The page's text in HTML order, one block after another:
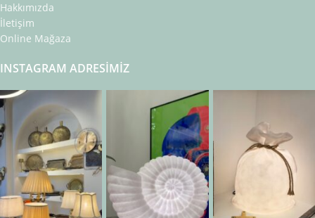
Hakkımızda
İletişim
Online Mağaza
INSTAGRAM ADRESIMIZ